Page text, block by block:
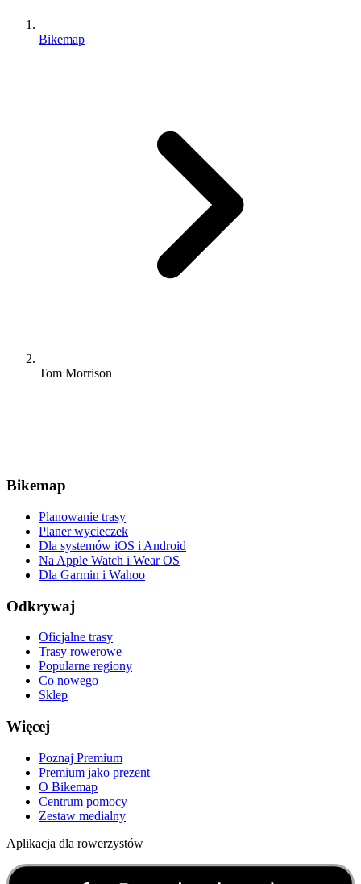
Bikemap
Tom Morrison
Bikemap
Planowanie trasy
Planer wycieczek
Dla systemów iOS i Android
Na Apple Watch i Wear OS
Dla Garmin i Wahoo
Odkrywaj
Oficjalne trasy
Trasy rowerowe
Popularne regiony
Co nowego
Sklep
Więcej
Poznaj Premium
Premium jako prezent
O Bikemap
Centrum pomocy
Zestaw medialny
Aplikacja dla rowerzystów